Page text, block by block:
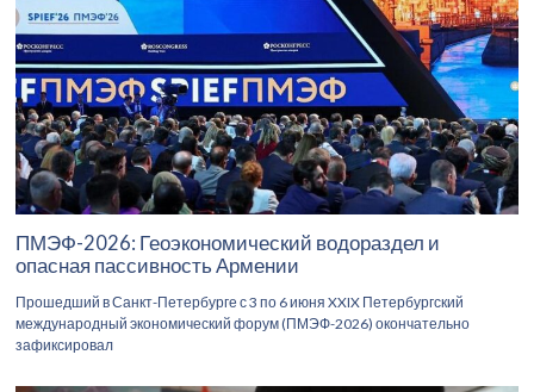
ПМЭФ-2026: Геоэкономический водораздел и
опасная пассивность Армении
Прошедший в Санкт-Петербурге с 3 по 6 июня XXIX Петербургский
международный экономический форум (ПМЭФ-2026) окончательно
зафиксировал